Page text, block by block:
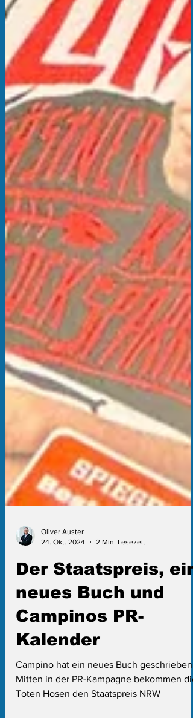
Oliver Auster
24. Okt. 2024
2 Min. Lesezeit
Der Staatspreis, ein
neues Buch und
Campinos PR-
Kalender
Campino hat ein neues Buch geschrieben.